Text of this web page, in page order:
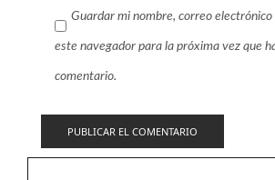
Guardar mi nombre, correo
este navegador para la próxima vez que
comentario.